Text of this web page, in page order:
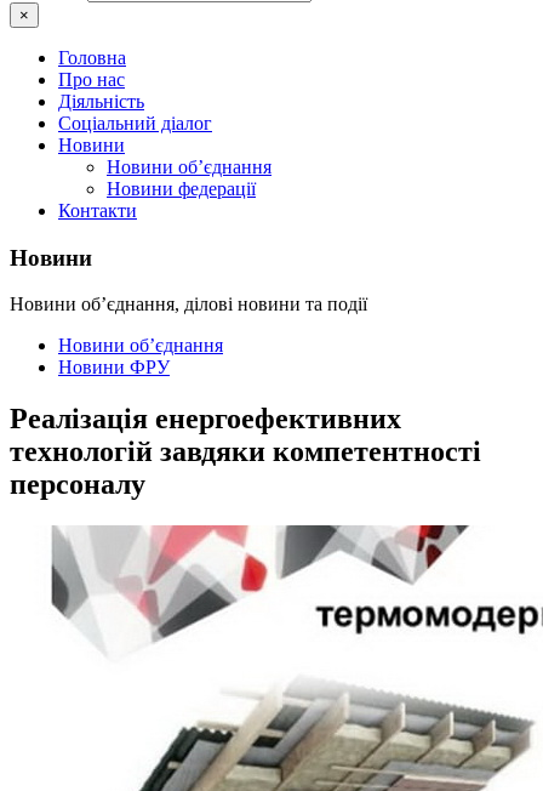
×
Головна
Про нас
Діяльність
Соціальний діалог
Новини
Новини об’єднання
Новини федерації
Контакти
Новини
Новини об’єднання, ділові новини та події
Новини об’єднання
Новини ФРУ
Реалізація енергоефективних
технологій завдяки компетентності
персоналу